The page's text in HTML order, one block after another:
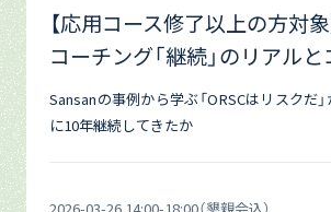
【応用コース修了以上の方対
コーチング「継続」のリアル
Sansanの事例から学ぶ「ORSCはリスクだ
に10年継続してきたか